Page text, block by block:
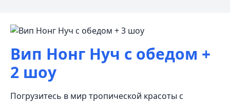
Вип Нонг Нуч с обедом +
2 шоу
Погрузитесь в мир тропической красоты с